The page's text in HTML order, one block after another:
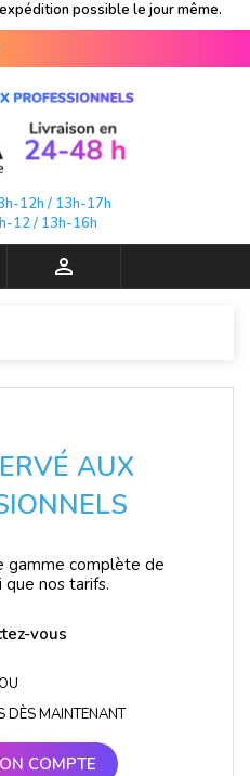
possible le jour même.
12h / 13h-17h
12 / 13h-16h

AUX
gamme complète de
que nos tarifs.
vous
DÈS MAINTENANT
COMPTE